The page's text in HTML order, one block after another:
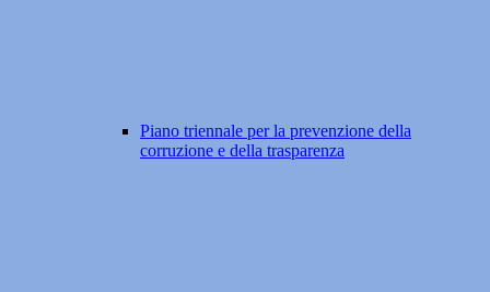
Piano triennale per la prevenzione della
corruzione e della trasparenza